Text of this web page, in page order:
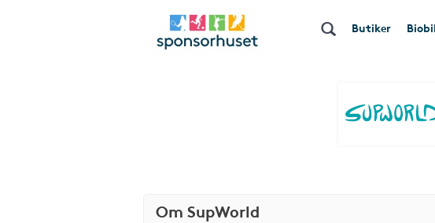
Butiker
Om SupWorld